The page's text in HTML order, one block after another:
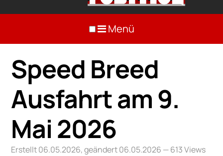
Menü
Speed Breed
Ausfahrt am 9.
Mai 2026
Erstellt 06.05.2026, geändert 06.05.2026 — 613 Views